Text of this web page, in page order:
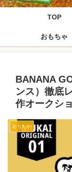
TOP
おもちゃ
BANANA
ンス）徹底
作オークシ
おもちゃ